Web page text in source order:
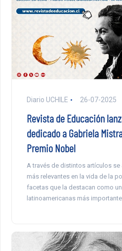
Diario UCHILE 26-07-2025
Revista de Educación
dedicado a Gabriela
Premio Nobel
A través de distintos artículos
más relevantes en la vida de la
facetas que la destacan como
latinoamericanas más